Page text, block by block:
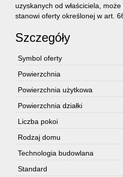
uzyskanych od właściciela,
stanowi oferty określonej w art.
Szczegóły
Symbol oferty
Powierzchnia
Powierzchnia użytkowa
Powierzchnia działki
Liczba pokoi
Rodzaj domu
Technologia budowlana
Standard